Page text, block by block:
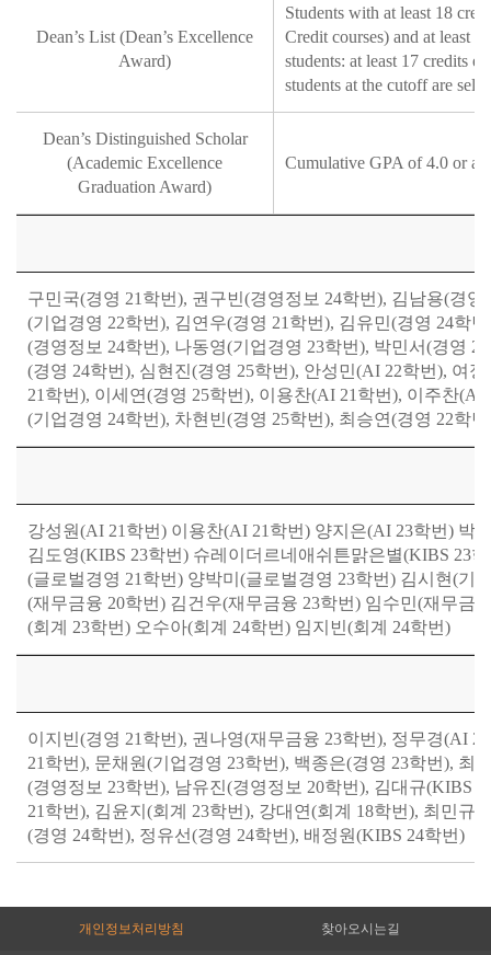
Dean’s List (Dean’s Excellence
Award)
Students with at least 18
Credit courses) and at least
students: at least 17 credits
students at the cutoff are
Dean’s Distinguished Scholar
(Academic Excellence
Graduation Award)
Cumulative GPA of 4.0 or
구민국(경영 21학번), 권구빈(경영정보 24학번), 김남용(경
(기업경영 22학번), 김연우(경영 21학번), 김유민(경영 24학
(경영정보 24학번), 나동영(기업경영 23학번), 박민서(경영
(경영 24학번), 심현진(경영 25학번), 안성민(AI 22학번), 여
21학번), 이세연(경영 25학번), 이용찬(AI 21학번), 이주찬
(기업경영 24학번), 차현빈(경영 25학번), 최승연(경영 22학
강성원(AI 21학번) 이용찬(AI 21학번) 양지은(AI 23학번) 박
김도영(KIBS 23학번) 슈레이더르네애쉬튼맑은별(KIBS 23
(글로벌경영 21학번) 양박미(글로벌경영 23학번) 김시현(기
(재무금융 20학번) 김건우(재무금융 23학번) 임수민(재무금
(회계 23학번) 오수아(회계 24학번) 임지빈(회계 24학번)
이지빈(경영 21학번), 권나영(재무금융 23학번), 정무경(AI
21학번), 문채원(기업경영 23학번), 백종은(경영 23학번),
(경영정보 23학번), 남유진(경영정보 20학번), 김대규(KIBS
21학번), 김윤지(회계 23학번), 강대연(회계 18학번), 최민규
(경영 24학번), 정유선(경영 24학번), 배정원(KIBS 24학번)
개인정보처리방침 찾아오시는길